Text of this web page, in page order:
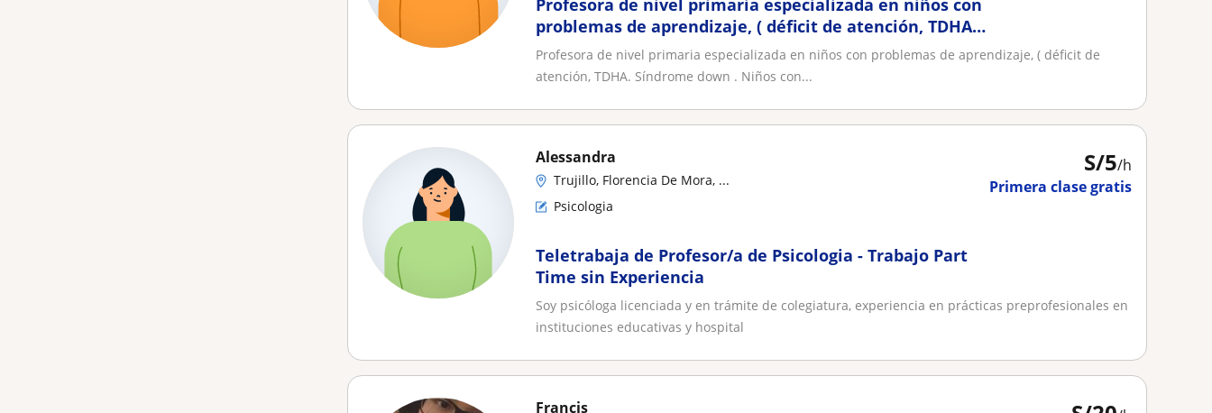
Profesora de nivel primaria especializada en niños con
problemas de aprendizaje, ( déficit de atención, TDHA.
Síndrome down . Niños con autismo y niños con
problemas de aprendizaje por factores externos. Por
Profesora de nivel primaria especializada en niños con problemas de aprendizaje, ( déficit de
atención, TDHA. Síndrome down . Niños con...
S/5/h
Primera clase gratis
Alessandra
Trujillo, Florencia De Mora, ...
Psicologia
Teletrabaja de Profesor/a de Psicologia - Trabajo Part
Time sin Experiencia
Soy psicóloga licenciada y en trámite de colegiatura, experiencia en prácticas preprofesionales en
instituciones educativas y hospital
Francis